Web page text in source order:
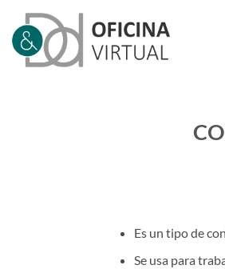
Saltar
contenido
Es un tipo de
Se usa para